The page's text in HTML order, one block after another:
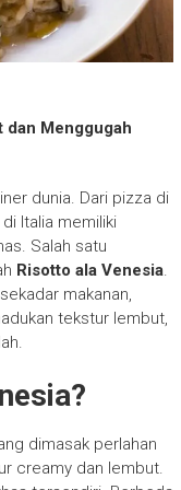
dan Menggugah
dunia. Dari pizza di
Italia memiliki
Salah satu
Risotto ala Venesia.
makanan,
tekstur lembut,
dimasak perlahan
creamy dan lembut.